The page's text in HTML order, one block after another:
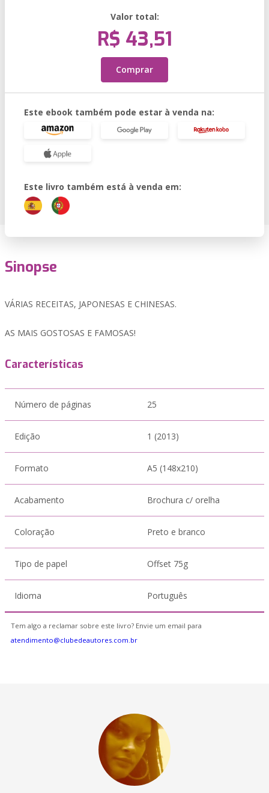
Valor total:
R$ 43,51
Comprar
Este ebook também pode estar à venda na:
Este livro também está à venda em:
Sinopse
VÁRIAS RECEITAS, JAPONESAS E CHINESAS.
AS MAIS GOSTOSAS E FAMOSAS!
Características
Número de páginas 25
Edição 1 (2013)
Formato A5 (148x210)
Acabamento Brochura c/ orelha
Coloração Preto e branco
Tipo de papel Offset 75g
Idioma Português
Tem algo a reclamar sobre este livro? Envie um email para
atendimento@clubedeautores.com.br